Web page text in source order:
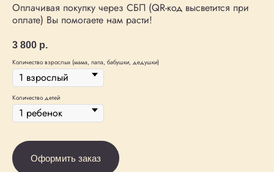
Оплачивая покупку через СБП (QR-код высветится при
оплате) Вы помогаете нам расти!
3 800 р.
Количество взрослых (мама, папа, бабушки, дедушки)
Количество детей
Оформить заказ